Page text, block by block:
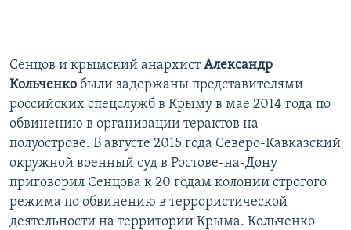
Сенцов и крымский анархистАлександр
Кольченко были задержаны представителями
российских спецслужб в Крыму в мае 2014 года по
обвинению в организации терактов на
полуострове. В августе 2015 года Северо-Кавказский
окружной военный суд в Ростове-на-Дону
приговорил Сенцова к 20 годам колонии строгого
режима по обвинению в террористической
деятельности на территории Крыма. Кольченко